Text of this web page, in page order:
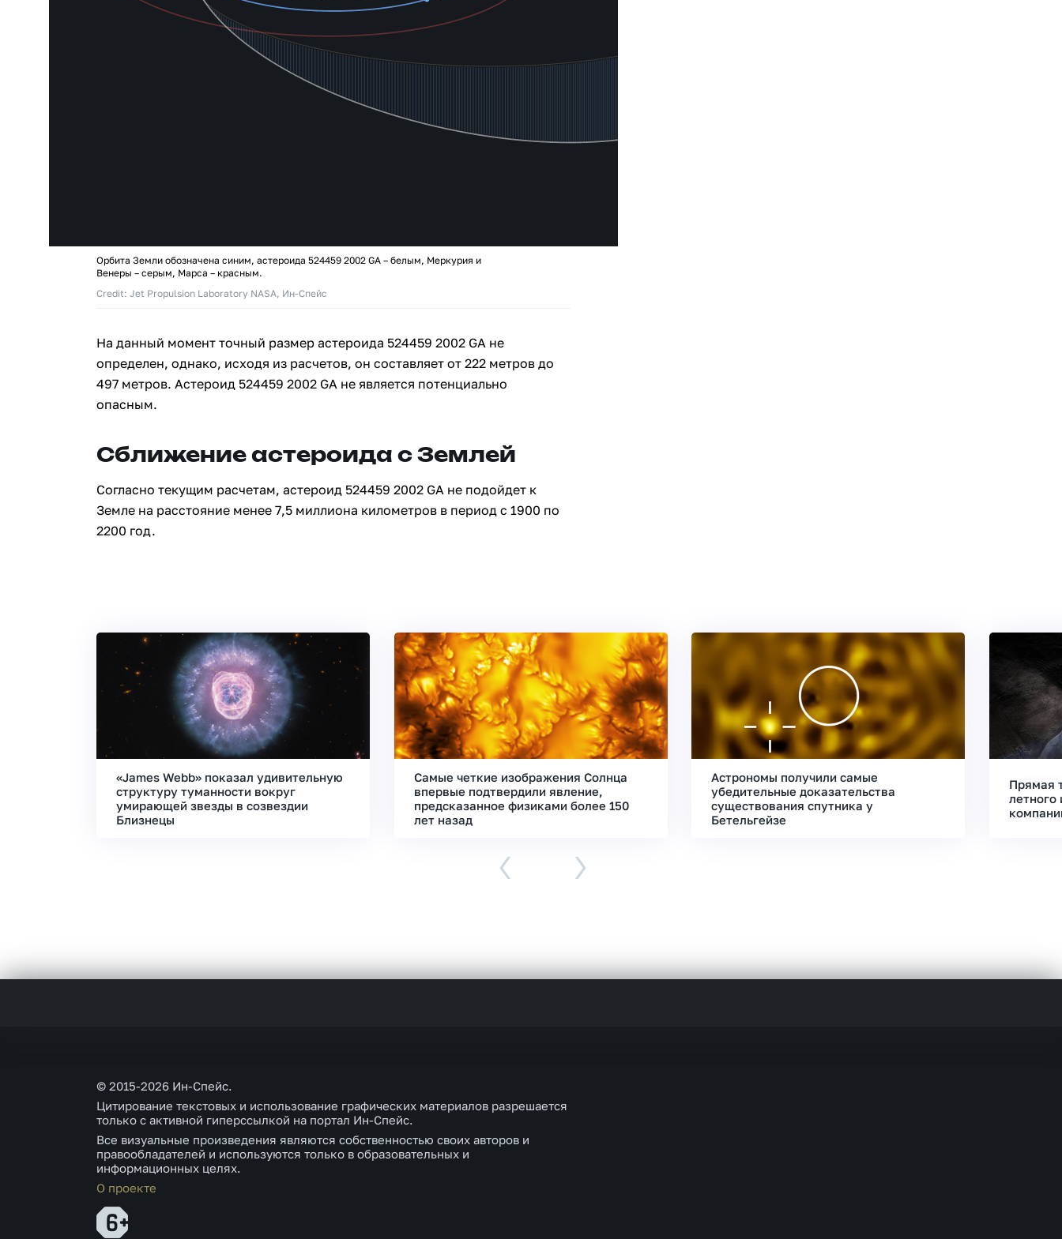
Орбита Земли обозначена синим, астероида 524459 2002 GA – белым, Меркурия и
Венеры – серым, Марса – красным.
Credit: Jet Propulsion Laboratory NASA, Ин-Спейс
На данный момент точный размер астероида 524459 2002 GA не
определен, однако, исходя из расчетов, он составляет от 222 метров до
497 метров. Астероид 524459 2002 GA не является потенциально
опасным.
Сближение астероида с Землей
Согласно текущим расчетам, астероид 524459 2002 GA не подойдет к
Земле на расстояние менее 7,5 миллиона километров в период с 1900 по
2200 год.
«James Webb» показал удивительную
структуру туманности вокруг
умирающей звезды в созвездии
Близнецы
Самые четкие изображения Солнца
впервые подтвердили явление,
предсказанное физиками более 150
лет назад
Астрономы получили самые
убедительные доказательства
существования спутника у
Бетельгейзе
Прямая
летного
‹ ›
© 2015-2026 Ин-Спейс.
Цитирование текстовых и использование графических материалов разрешается
только с активной гиперссылкой на портал Ин-Спейс.
Все визуальные произведения являются собственностью своих авторов и
правообладателей и используются только в образовательных и
информационных целях.
О проекте